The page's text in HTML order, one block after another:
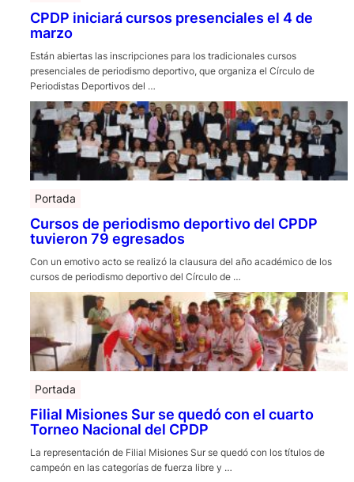
CPDP iniciará cursos presenciales el 4 de
marzo
Están abiertas las inscripciones para los tradicionales cursos
presenciales de periodismo deportivo, que organiza el Círculo de
Periodistas Deportivos del …
Portada
Cursos de periodismo deportivo del CPDP
tuvieron 79 egresados
Con un emotivo acto se realizó la clausura del año académico de los
cursos de periodismo deportivo del Círculo de …
Portada
Filial Misiones Sur se quedó con el cuarto
Torneo Nacional del CPDP
La representación de Filial Misiones Sur se quedó con los títulos de
campeón en las categorías de fuerza libre y …